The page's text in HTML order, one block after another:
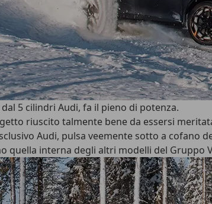
5 cilindri Audi, fa il pieno di potenza.
riuscito talmente bene da essersi
Audi, pulsa veemente sotto a cofano
quella interna degli altri modelli del Gruppo